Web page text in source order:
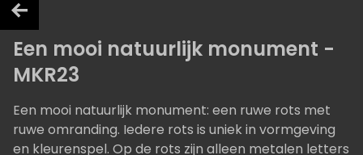
Een mooi natuurlijk monument -
MKR23
Een mooi natuurlijk monument: een ruwe rots met
ruwe omranding. Iedere rots is uniek in vormgeving
en kleurenspel. Op de rots zijn alleen metalen letters